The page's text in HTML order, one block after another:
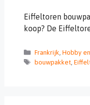
Eiffeltoren
koop? De
Categorieën
Frankrijk Hobby
Tags
bouwpakket,